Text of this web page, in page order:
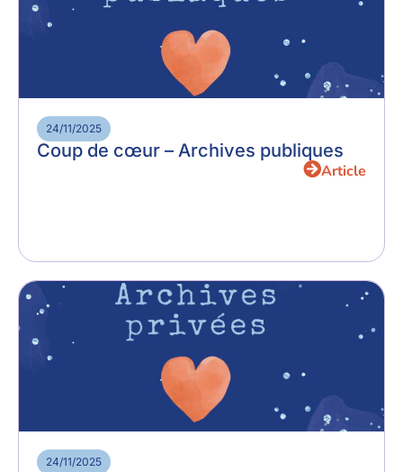
24/11/2025
Coup de cœur – Archives publiques
Article
24/11/2025